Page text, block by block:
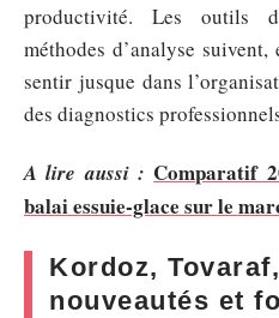
productivité. Les outils
méthodes d’analyse
sentir jusque dans
des diagnostics
A lire aussi : Comparatif
balai essuie-glace sur le
Kordoz,
nouveautés et